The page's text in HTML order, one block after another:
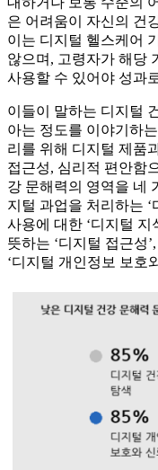
은 어려움이 자신의 건
이는 디지털 헬스케어
않으며, 고령자가 해당
사용할 수 있어야 성과
이들이 말하는 디지털
아는 정도를 이야기하
리를 위해 디지털 제품
접근성, 심리적 편안함
강 문해력의 영역을 네
지털 과업을 처리하는 ‘
사용에 대한 ‘디지털 지
뜻하는 ‘디지털 접근성
‘디지털 개인정보 보호